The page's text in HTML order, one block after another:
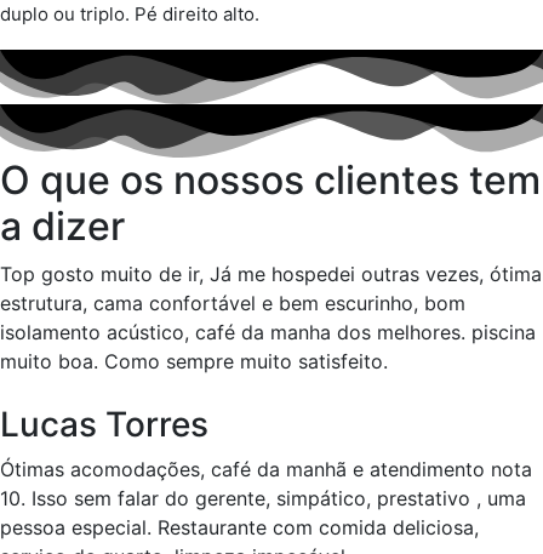
duplo ou triplo. Pé direito alto.
O que os nossos clientes tem
a dizer
Top gosto muito de ir, Já me hospedei outras vezes, ótima
estrutura, cama confortável e bem escurinho, bom
isolamento acústico, café da manha dos melhores. piscina
muito boa. Como sempre muito satisfeito.
Lucas Torres
Ótimas acomodações, café da manhã e atendimento nota
10. Isso sem falar do gerente, simpático, prestativo , uma
pessoa especial. Restaurante com comida deliciosa,